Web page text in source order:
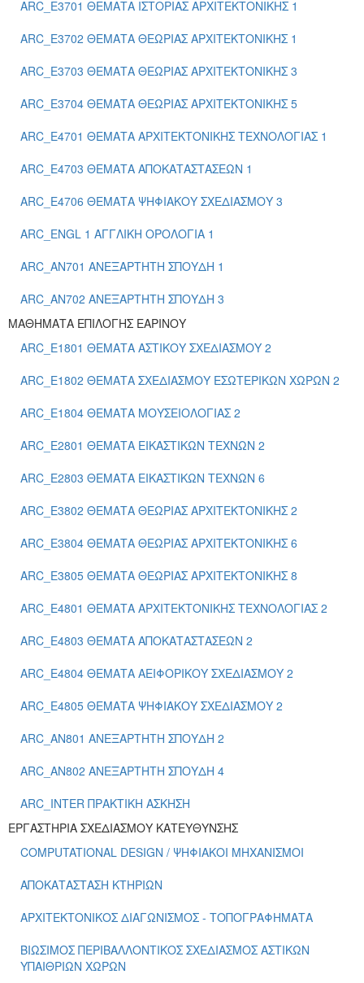
ARC_E3701 ΘΕΜΑΤΑ ΙΣΤΟΡΙΑΣ ΑΡΧΙΤΕΚΤΟΝΙΚΗΣ 1
ARC_E3702 ΘΕΜΑΤΑ ΘΕΩΡΙΑΣ ΑΡΧΙΤΕΚΤΟΝΙΚΗΣ 1
ARC_E3703 ΘΕΜΑΤΑ ΘΕΩΡΙΑΣ ΑΡΧΙΤΕΚΤΟΝΙΚΗΣ 3
ARC_E3704 ΘΕΜΑΤΑ ΘΕΩΡΙΑΣ ΑΡΧΙΤΕΚΤΟΝΙΚΗΣ 5
ARC_E4701 ΘΕΜΑΤΑ ΑΡΧΙΤΕΚΤΟΝΙΚΗΣ ΤΕΧΝΟΛΟΓΙΑΣ 1
ARC_E4703 ΘΕΜΑΤΑ ΑΠΟΚΑΤΑΣΤΑΣΕΩΝ 1
ARC_E4706 ΘΕΜΑΤΑ ΨΗΦΙΑΚΟΥ ΣΧΕΔΙΑΣΜΟΥ 3
ARC_ENGL 1 ΑΓΓΛΙΚΗ ΟΡΟΛΟΓΙΑ 1
ARC_ΑΝ701 ΑΝΕΞΑΡΤΗΤΗ ΣΠΟΥΔΗ 1
ARC_ΑΝ702 ΑΝΕΞΑΡΤΗΤΗ ΣΠΟΥΔΗ 3
ΜΑΘΗΜΑΤΑ ΕΠΙΛΟΓΗΣ ΕΑΡΙΝΟΥ
ARC_E1801 ΘΕΜΑΤΑ ΑΣΤΙΚΟΥ ΣΧΕΔΙΑΣΜΟΥ 2
ARC_E1802 ΘΕΜΑΤΑ ΣΧΕΔΙΑΣΜΟΥ ΕΣΩΤΕΡΙΚΩΝ ΧΩΡΩΝ 2
ARC_E1804 ΘΕΜΑΤΑ ΜΟΥΣΕΙΟΛΟΓΙΑΣ 2
ARC_E2801 ΘΕΜΑΤΑ ΕΙΚΑΣΤΙΚΩΝ ΤΕΧΝΩΝ 2
ARC_E2803 ΘΕΜΑΤΑ ΕΙΚΑΣΤΙΚΩΝ ΤΕΧΝΩΝ 6
ARC_E3802 ΘΕΜΑΤΑ ΘΕΩΡΙΑΣ ΑΡΧΙΤΕΚΤΟΝΙΚΗΣ 2
ARC_E3804 ΘΕΜΑΤΑ ΘΕΩΡΙΑΣ ΑΡΧΙΤΕΚΤΟΝΙΚΗΣ 6
ARC_E3805 ΘΕΜΑΤΑ ΘΕΩΡΙΑΣ ΑΡΧΙΤΕΚΤΟΝΙΚΗΣ 8
ARC_E4801 ΘΕΜΑΤΑ ΑΡΧΙΤΕΚΤΟΝΙΚΗΣ ΤΕΧΝΟΛΟΓΙΑΣ 2
ARC_E4803 ΘΕΜΑΤΑ ΑΠΟΚΑΤΑΣΤΑΣΕΩΝ 2
ARC_E4804 ΘΕΜΑΤΑ ΑΕΙΦΟΡΙΚΟΥ ΣΧΕΔΙΑΣΜΟΥ 2
ARC_E4805 ΘΕΜΑΤΑ ΨΗΦΙΑΚΟΥ ΣΧΕΔΙΑΣΜΟΥ 2
ARC_ΑΝ801 ΑΝΕΞΑΡΤΗΤΗ ΣΠΟΥΔΗ 2
ARC_ΑΝ802 ΑΝΕΞΑΡΤΗΤΗ ΣΠΟΥΔΗ 4
ARC_ΙΝΤΕR ΠΡΑΚΤΙΚΗ ΑΣΚΗΣΗ
ΕΡΓΑΣΤΗΡΙΑ ΣΧΕΔΙΑΣΜΟΥ ΚΑΤΕΥΘΥΝΣΗΣ
COMPUTATIONAL DESIGN / ΨΗΦΙΑΚΟΙ ΜΗΧΑΝΙΣΜΟΙ
ΑΠΟΚΑΤΑΣΤΑΣΗ ΚΤΗΡΙΩΝ
ΑΡΧΙΤΕΚΤΟΝΙΚΟΣ ΔΙΑΓΩΝΙΣΜΟΣ - ΤΟΠΟΓΡΑΦΗΜΑΤΑ
ΒΙΩΣΙΜΟΣ ΠΕΡΙΒΑΛΛΟΝΤΙΚΟΣ ΣΧΕΔΙΑΣΜΟΣ ΑΣΤΙΚΩΝ
ΥΠΑΙΘΡΙΩΝ ΧΩΡΩΝ